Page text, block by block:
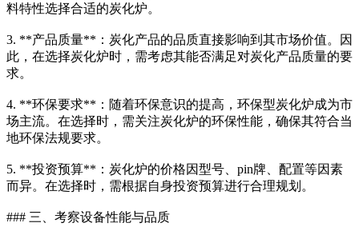
料特性选择合适的炭化炉。
3. **产品质量**：炭化产品的品质直接影响到其市场价值。因
此，在选择炭化炉时，需考虑其能否满足对炭化产品质量的要
求。
4. **环保要求**：随着环保意识的提高，环保型炭化炉成为市
场主流。在选择时，需关注炭化炉的环保性能，确保其符合当
地环保法规要求。
5. **投资预算**：炭化炉的价格因型号、pin牌、配置等因素
而异。在选择时，需根据自身投资预算进行合理规划。
### 三、考察设备性能与品质